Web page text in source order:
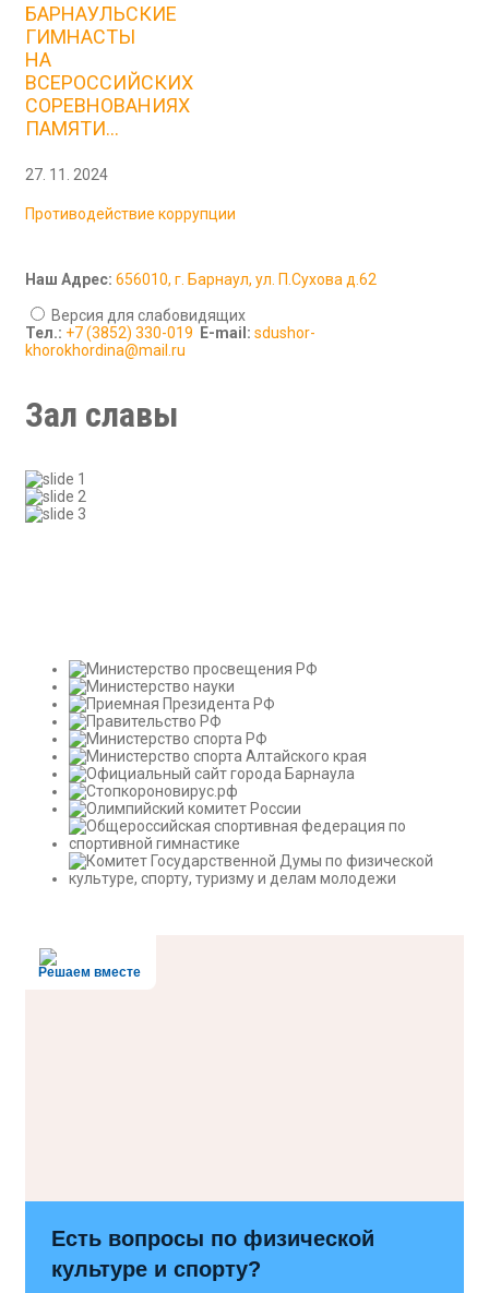
БАРНАУЛЬСКИЕ
ГИМНАСТЫ
НА
ВСЕРОССИЙСКИХ
СОРЕВНОВАНИЯХ
ПАМЯТИ...
27. 11. 2024
Противодействие коррупции
Наш Адрес: 656010, г. Барнаул, ул. П.Сухова д.62
Версия для слабовидящих
Тел.: +7 (3852) 330-019 E-mail: sdushor-
khorokhordina@mail.ru
Зал славы
Решаем вместе
Есть вопросы по физической
культуре и спорту?